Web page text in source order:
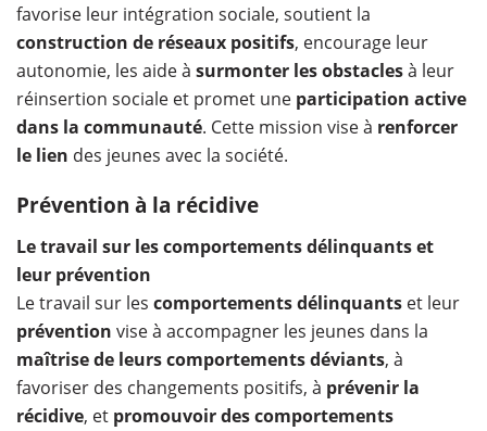
favorise leur intégration sociale, soutient la
construction de réseaux positifs, encourage leur
autonomie, les aide à surmonter les obstaclesà leur
réinsertion sociale et promet une participation active
dans la communauté. Cette mission vise à renforcer
le lien des jeunes avec la société.
Prévention à la récidive
Le travail sur les comportements délinquants et
leur prévention
Le travail sur les comportements délinquants et leur
prévention vise à accompagner les jeunes dans la
maîtrise de leurs comportements déviants, à
favoriser des changements positifs, à prévenir la
récidive, et promouvoir des comportements